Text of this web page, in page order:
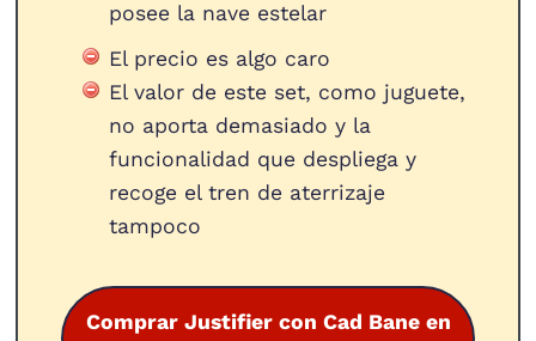
posee la nave estelar
El precio es algo caro
El valor de este set, como juguete,
no aporta demasiado y la
funcionalidad que despliega y
recoge el tren de aterrizaje
tampoco
Comprar Justifier con Cad Bane en